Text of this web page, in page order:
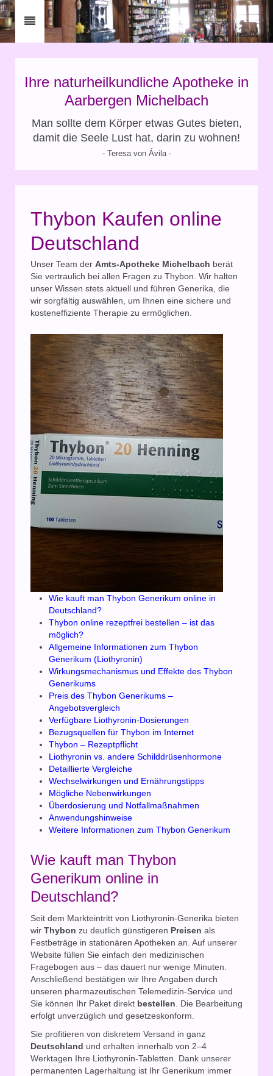
Ihre naturheilkundliche Apotheke in
Aarbergen Michelbach
Man sollte dem Körper etwas Gutes bieten,
damit die Seele Lust hat, darin zu wohnen!
- Teresa von Ávila -
Thybon Kaufen online
Deutschland
Unser Team der Amts-Apotheke Michelbach berät
Sie vertraulich bei allen Fragen zu Thybon. Wir halten
unser Wissen stets aktuell und führen Generika, die
wir sorgfältig auswählen, um Ihnen eine sichere und
kosteneffiziente Therapie zu ermöglichen.
Wie kauft man Thybon Generikum online in
Deutschland?
Thybon online rezeptfrei bestellen – ist das
möglich?
Allgemeine Informationen zum Thybon
Generikum (Liothyronin)
Wirkungsmechanismus und Effekte des Thybon
Generikums
Preis des Thybon Generikums –
Angebotsvergleich
Verfügbare Liothyronin-Dosierungen
Bezugsquellen für Thybon im Internet
Thybon – Rezeptpflicht
Liothyronin vs. andere Schilddrüsenhormone
Detaillierte Vergleiche
Wechselwirkungen und Ernährungstipps
Mögliche Nebenwirkungen
Überdosierung und Notfallmaßnahmen
Anwendungshinweise
Weitere Informationen zum Thybon Generikum
Wie kauft man Thybon
Generikum online in
Deutschland?
Seit dem Markteintritt von Liothyronin-Generika bieten
wir Thybon zu deutlich günstigeren Preisen als
Festbeträge in stationären Apotheken an. Auf unserer
Website füllen Sie einfach den medizinischen
Fragebogen aus – das dauert nur wenige Minuten.
Anschließend bestätigen wir Ihre Angaben durch
unseren pharmazeutischen Telemedizin-Service und
Sie können Ihr Paket direkt bestellen . Die Bearbeitung
erfolgt unverzüglich und gesetzeskonform.
Sie profitieren von diskretem Versand in ganz
Deutschland und erhalten innerhalb von 2–4
Werktagen Ihre Liothyronin-Tabletten. Dank unserer
permanenten Lagerhaltung ist Ihr Generikum immer